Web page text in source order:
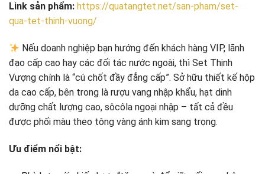
Link sản phẩm: https://quatangtet.net/san-pham/set-
qua-tet-thinh-vuong/
Nếu doanh nghiệp bạn hướng đến khách hàng VIP, lãnh
đạo cấp cao hay các đối tác nước ngoài, thì Set Thịnh
Vượng chính là “cú chốt đầy đẳng cấp”. Sở hữu thiết kế hộp
da cao cấp, bên trong là rượu vang nhập khẩu, hạt dinh
dưỡng chất lượng cao, sôcôla ngoại nhập – tất cả đều
được phối màu theo tông vàng ánh kim sang trọng.
Ưu điểm nổi bật: